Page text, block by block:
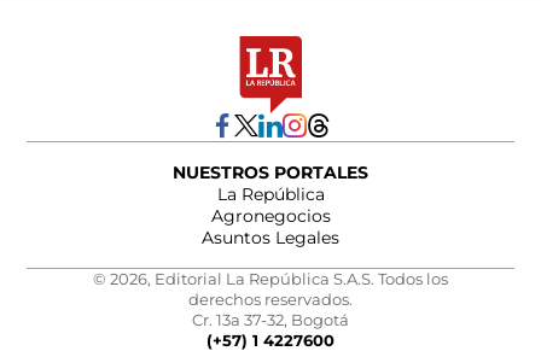
NUESTROS PORTALES
La República
Agronegocios
Asuntos Legales
© 2026, Editorial La República S.A.S. Todos los
derechos reservados.
Cr. 13a 37-32, Bogotá
(+57) 1 4227600